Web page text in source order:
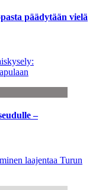
päädytään vielä
–
laajentaa Turun